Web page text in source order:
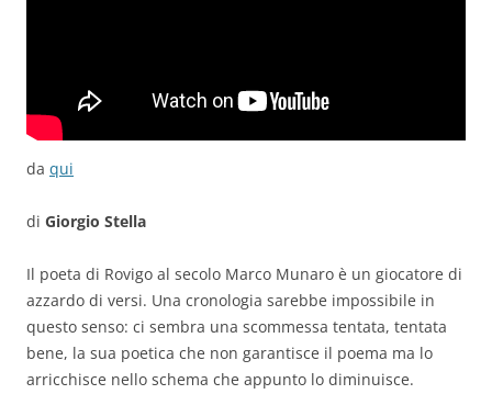
da qui
di Giorgio Stella
Il poeta di Rovigo al secolo Marco Munaro è un giocatore di
azzardo di versi. Una cronologia sarebbe impossibile in
questo senso: ci sembra una scommessa tentata, tentata
bene, la sua poetica che non garantisce il poema ma lo
arricchisce nello schema che appunto lo diminuisce.